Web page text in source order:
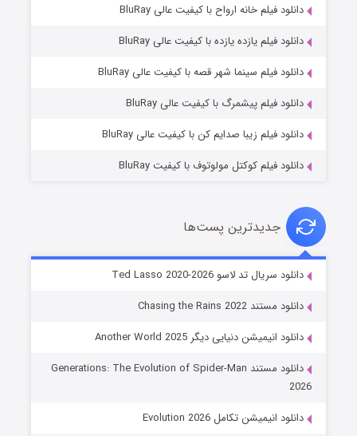
خاندان اژدها فصل ۳
دانلود فیلم خانه ارواح با کیفیت عالی BluRay
دانلود فیلم یازده یازده با کیفیت عالی BluRay
دانلود فیلم سینما شهر قصه با کیفیت عالی BluRay
دانلود فیلم پیشمرگ با کیفیت عالی BluRay
دانلود فیلم زیبا صدایم کن با کیفیت عالی BluRay
دانلود فیلم کوکتل مولوتوف با کیفیت BluRay
جدیدترین پست‌ها
دانلود سریال تد لاسو Ted Lasso 2020-2026
دانلود مستند Chasing the Rains 2022
دانلود انیمیشن دنیایی دیگر Another World 2025
دانلود مستند Generations: The Evolution of Spider-Man
2026
دانلود انیمیشن تکامل Evolution 2026